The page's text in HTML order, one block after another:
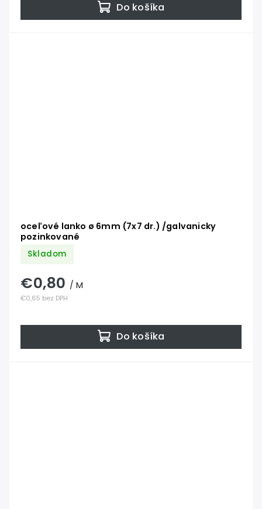
Do košíka
oceľové lanko ø 6mm (7x7 dr.) /galvanicky
pozinkované
Skladom
€0,65 bez DPH
€0,80 / M
Do košíka